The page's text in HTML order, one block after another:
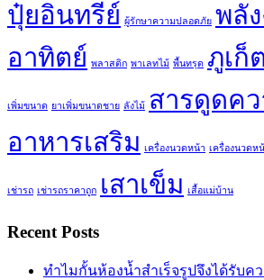
ปุ๋ยอินทรีย์ ผู้รักษาความปลอดภัย พลั
อาทิตย์ พลาสติก พาเลทไม้ พื้นทรุด ภูเก็ต
เพิ่มขนาด ยาเพิ่มขนาดชาย ลังไม้ สารดูดค
อาหารเสริม เครื่องนวดหน้า เครื่องนวดห
เช่ารถ เช่ารถราคาถูก เสาเข็ม เสื้อแม่บ้าน
Recent Posts
ทำไมกั้นห้องน้ำสำเร็จรูปจึงได้รับค